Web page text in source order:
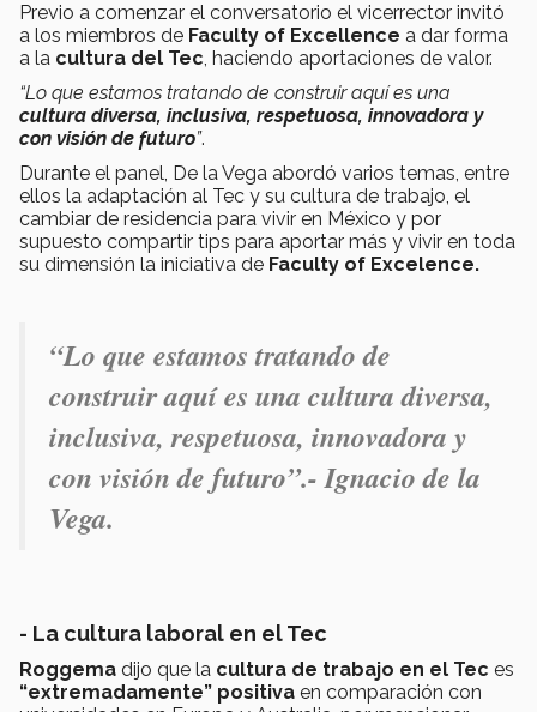
Previo a comenzar el conversatorio el vicerrector invitó
a los miembros de Faculty of Excellence a dar forma
a la cultura del Tec, haciendo aportaciones de valor.
“Lo que estamos tratando de construir aquí es una
cultura diversa, inclusiva, respetuosa, innovadora y
con visión de futuro”.
Durante el panel, De la Vega abordó varios temas, entre
ellos la adaptación al Tec y su cultura de trabajo, el
cambiar de residencia para vivir en México y por
supuesto compartir tips para aportar más y vivir en toda
su dimensión la iniciativa de Faculty of Excelence.
“Lo que estamos tratando de
construir aquí es una cultura diversa,
inclusiva, respetuosa, innovadora y
con visión de futuro”.- Ignacio de la
Vega.
- La cultura laboral en el Tec
Roggema dijo que la cultura de trabajo en el Tec es
“extremadamente” positiva en comparación con